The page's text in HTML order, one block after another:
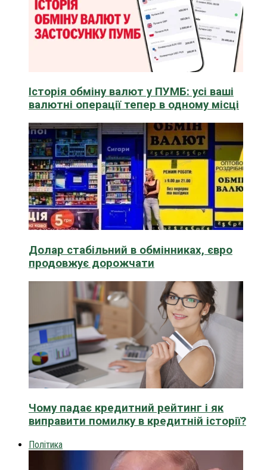
Історія обміну валют у ПУМБ: усі ваші
валютні операції тепер в одному місці
Долар стабільний в обмінниках, євро
продовжує дорожчати
Чому падає кредитний рейтинг і як
виправити помилку в кредитній історії?
Політика